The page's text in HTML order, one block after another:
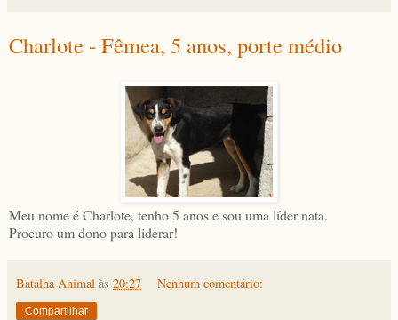
Charlote - Fêmea, 5 anos, porte médio
Meu nome é Charlote, tenho 5 anos e sou uma líder nata.
Procuro um dono para liderar!
Batalha Animal às 20:27 Nenhum comentário:
Compartilhar